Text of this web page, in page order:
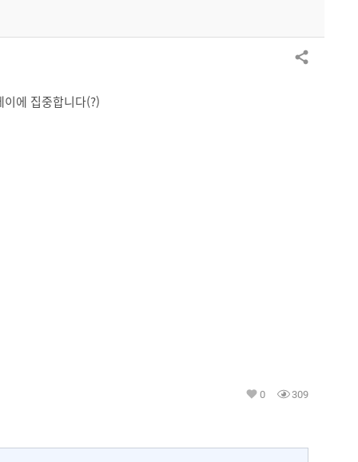
공유하기
에 집중합니다(?)
0 309